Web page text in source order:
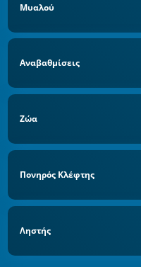
Μυαλού
Αναβαθμίσεις
Ζώα
Πονηρός Κλέφτης
Ληστής